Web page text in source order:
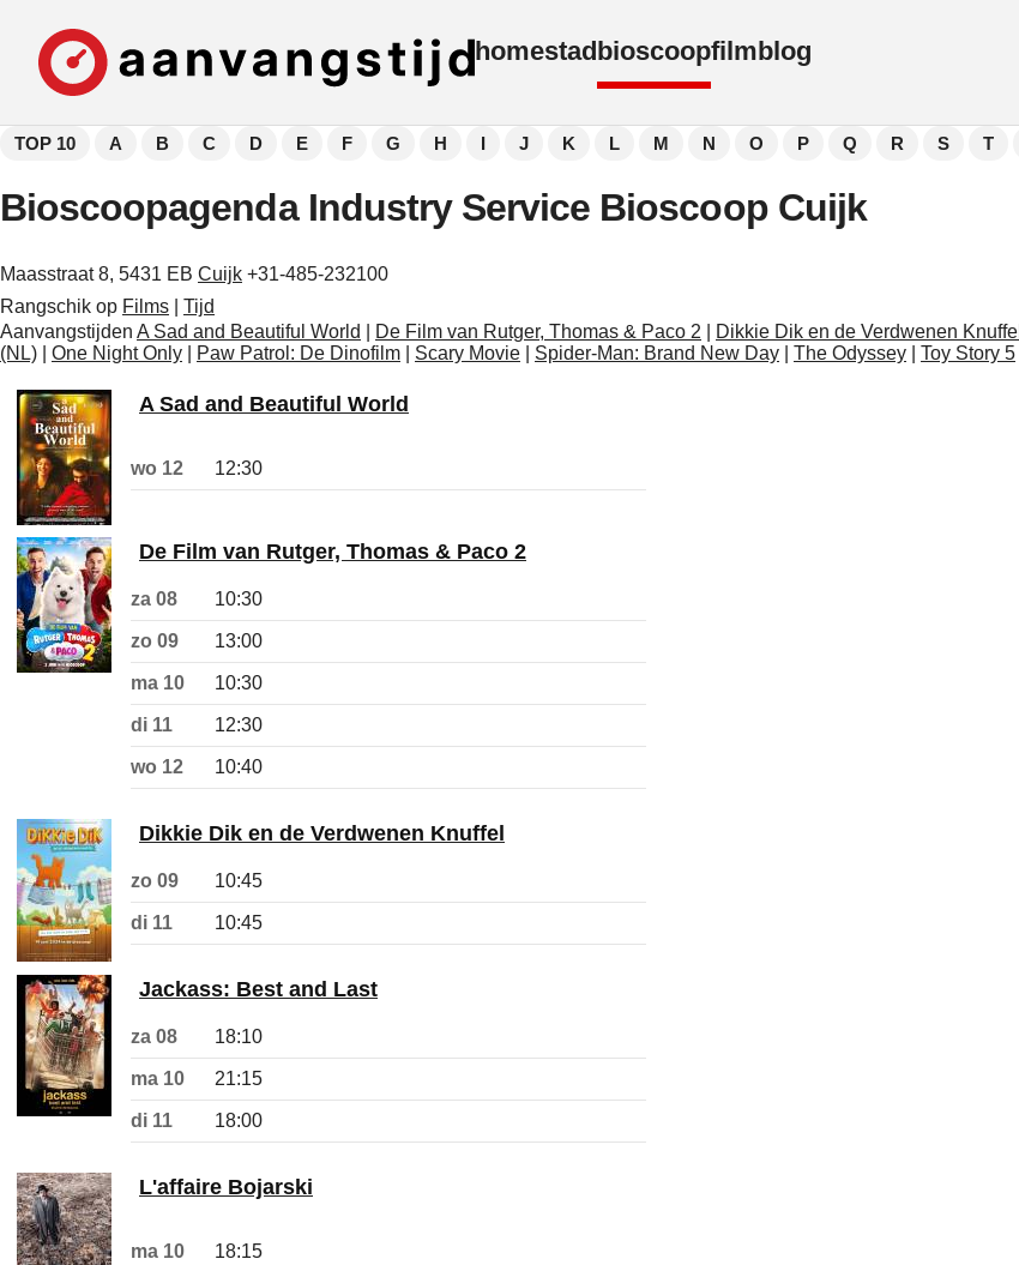
homestadbioscoopfilmblog
TOP 10 A B C D E F G H I J K L M N O P Q R S T
Bioscoopagenda Industry Service Bioscoop Cuijk
Maasstraat 8, 5431 EB Cuijk +31-485-232100
Rangschik op Films
Tijd
Aanvangstijden A Sad and Beautiful World De Film van Rutger, Thomas & Paco 2 Dikkie Dik en de Verdwenen Knuffel
(NL)
One Night Only Paw Patrol: De Dinofilm Scary Movie Spider-Man: Brand New Day The Odyssey Toy Story 5
A Sad and Beautiful World
wo 12 12:30
De Film van Rutger, Thomas & Paco 2
za 08 10:30
zo 09 13:00
ma 10 10:30
di 11 12:30
wo 12 10:40
Dikkie Dik en de Verdwenen Knuffel
zo 09 10:45
di 11 10:45
Jackass: Best and Last
za 08 18:10
ma 10 21:15
di 11 18:00
L'affaire Bojarski
ma 10 18:15